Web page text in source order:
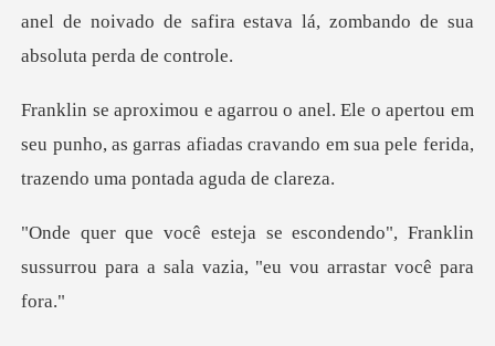
anel de noivado de safira estava l
ou em
seu punho, as garras afiadas cravando em sua
do", Franklin
sussurrou para a sala va